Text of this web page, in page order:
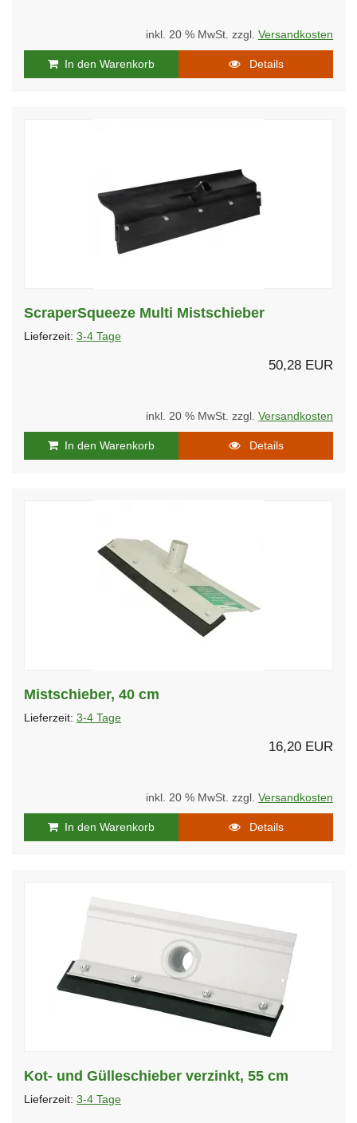
inkl. 20 % MwSt. zzgl. Versandkosten
In den Warenkorb Details
ScraperSqueeze Multi Mistschieber
Lieferzeit: 3-4 Tage
50,28 EUR
inkl. 20 % MwSt. zzgl. Versandkosten
In den Warenkorb Details
Mistschieber, 40 cm
Lieferzeit: 3-4 Tage
16,20 EUR
inkl. 20 % MwSt. zzgl. Versandkosten
In den Warenkorb Details
Kot- und Gülleschieber verzinkt, 55 cm
Lieferzeit: 3-4 Tage